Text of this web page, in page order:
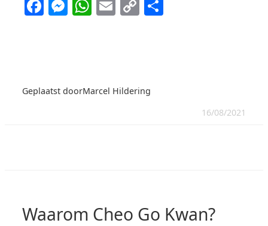
Facebook
Messenger
WhatsApp
Email
CopyDelen
Geplaatst doorMarcel Hildering
16/08/2021
Waarom Cheo Go Kwan?